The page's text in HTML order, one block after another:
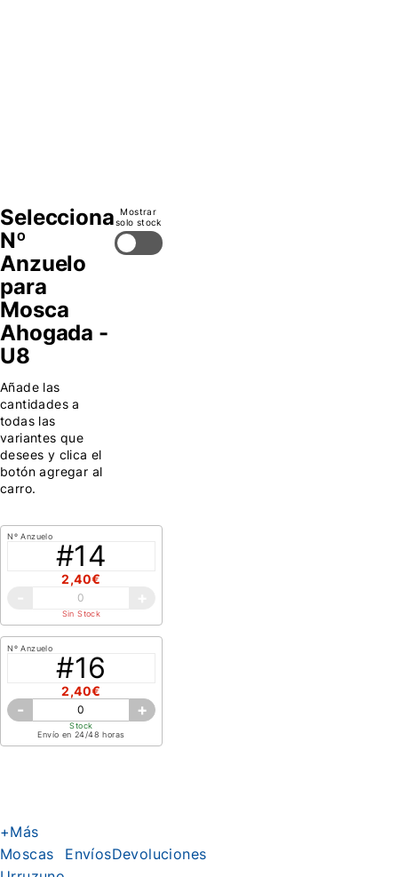
Selecciona
Nº
Anzuelo
para
Mosca
Ahogada -
U8
Añade las
cantidades a
todas las
variantes que
desees y clica el
botón agregar al
carro.
Mostrar
solo stock
Nº Anzuelo
#14
2,40€
Sin Stock
Nº Anzuelo
#16
2,40€
- +
Stock
Envío en 24/48 horas
+Más
Moscas
EnvíosDevoluciones